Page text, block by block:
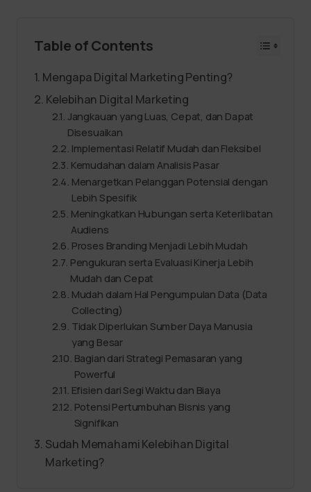
Table of Contents
Mengapa Digital Marketing Penting?
Kelebihan Digital Marketing
Jangkauan yang Luas, Cepat, dan Dapat
Disesuaikan
Implementasi Relatif Mudah dan Fleksibel
Kemudahan dalam Analisis Pasar
Menargetkan Pelanggan Potensial dengan
Lebih Spesifik
Meningkatkan Hubungan serta Keterlibatan
Audiens
Proses Branding Menjadi Lebih Mudah
Pengukuran serta Evaluasi Kinerja Lebih
Mudah dan Cepat
Mudah dalam Hal Pengumpulan Data (Data
Collecting)
Tidak Diperlukan Sumber Daya Manusia
yang Besar
Bagian dari Strategi Pemasaran yang
Powerful
Efisien dari Segi Waktu dan Biaya
Potensi Pertumbuhan Bisnis yang
Signifikan
Sudah Memahami Kelebihan Digital
Marketing?